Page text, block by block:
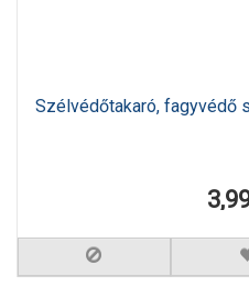
Szélvédőtakaró, fagyvédő